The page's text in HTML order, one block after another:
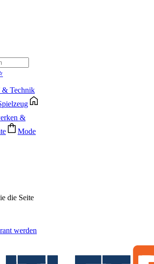
& Technik
&
Mode
die Seite
werden